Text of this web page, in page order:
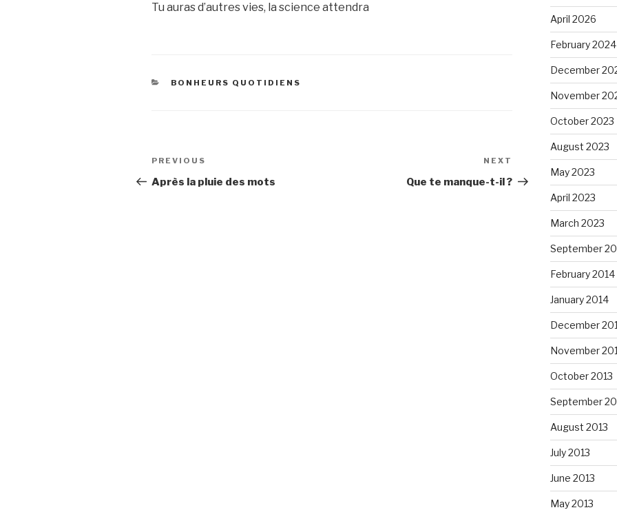
Tu auras d’autres vies, la science attendra
CATEGORIES
BONHEURS QUOTIDIENS
Post
navigation
Previous
Post
PREVIOUS
Après la pluie des mots
Post
NEXT
Que te manque-t-il ?
April 2026
February 2024
December
November
October 2023
August 2023
May 2023
April 2023
March 2023
September
February 2014
January 2014
December
November
October 2013
September
August 2013
July 2013
June 2013
May 2013